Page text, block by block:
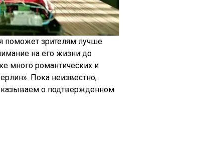
поможет зрителям лучше
на его жизни до
много романтических и
Пока неизвестно,
о подтвержденном